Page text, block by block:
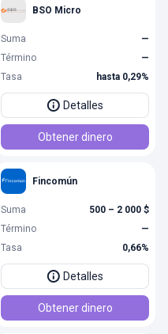
BSO Micro
Suma
—
Término
—
Tasa
hasta 0,29%
Detalles
Obtener dinero
Fincomún
Suma
500 – 2 000 $
Término
—
Tasa
0,66%
Detalles
Obtener dinero